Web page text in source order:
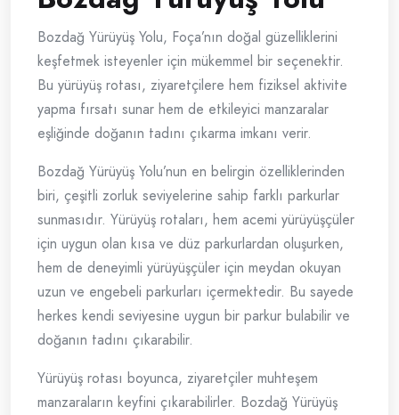
Bozdağ Yürüyüş Yolu, Foça’nın doğal güzelliklerini
keşfetmek isteyenler için mükemmel bir seçenektir.
Bu yürüyüş rotası, ziyaretçilere hem fiziksel aktivite
yapma fırsatı sunar hem de etkileyici manzaralar
eşliğinde doğanın tadını çıkarma imkanı verir.
Bozdağ Yürüyüş Yolu’nun en belirgin özelliklerinden
biri, çeşitli zorluk seviyelerine sahip farklı parkurlar
sunmasıdır. Yürüyüş rotaları, hem acemi yürüyüşçüler
için uygun olan kısa ve düz parkurlardan oluşurken,
hem de deneyimli yürüyüşçüler için meydan okuyan
uzun ve engebeli parkurları içermektedir. Bu sayede
herkes kendi seviyesine uygun bir parkur bulabilir ve
doğanın tadını çıkarabilir.
Yürüyüş rotası boyunca, ziyaretçiler muhteşem
manzaraların keyfini çıkarabilirler. Bozdağ Yürüyüş